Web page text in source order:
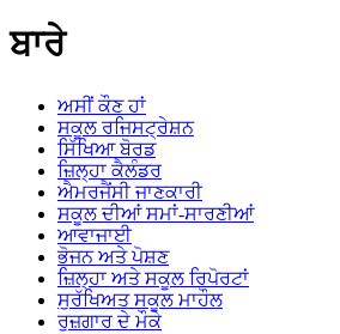
ਬਾਰੇ
ਅਸੀਂ ਕੌਣ ਹਾਂ
ਸਕੂਲ ਰਜਿਸਟ੍ਰੇਸ਼ਨ
ਸਿੱਖਿਆ ਬੋਰਡ
ਜ਼ਿਲ੍ਹਾ ਕੈਲੰਡਰ
ਐਮਰਜੈਂਸੀ ਜਾਣਕਾਰੀ
ਸਕੂਲ ਦੀਆਂ ਸਮਾਂ-ਸਾਰਣੀਆਂ
ਆਵਾਜਾਈ
ਭੋਜਨ ਅਤੇ ਪੋਸ਼ਣ
ਜ਼ਿਲ੍ਹਾ ਅਤੇ ਸਕੂਲ ਰਿਪੋਰਟਾਂ
ਸੁਰੱਖਿਅਤ ਸਕੂਲ ਮਾਹੌਲ
ਰੁਜ਼ਗਾਰ ਦੇ ਮੌਕੇ